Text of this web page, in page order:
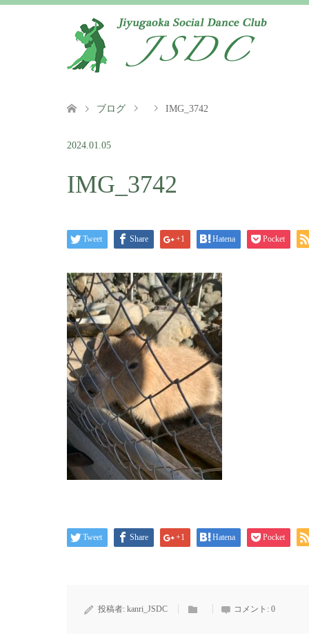
ブログ IMG_3742
2024.01.05
IMG_3742
Tweet Share +1 Hatena Pocket
Tweet Share +1 Hatena Pocket
投稿者: kanri_JSDC コメント: 0